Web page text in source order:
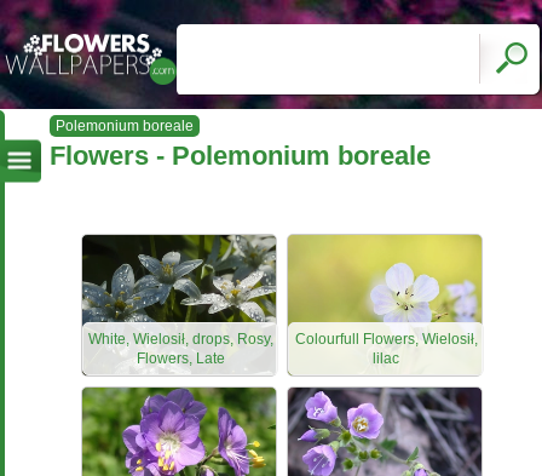
Polemonium boreale
Flowers - Polemonium boreale
White, Wielosił, drops, Rosy,
Flowers, Late
Colourfull Flowers, Wielosił,
lilac